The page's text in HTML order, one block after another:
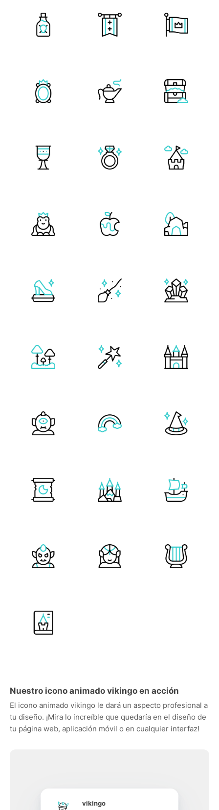
Nuestro icono animado vikingo en acción
El icono animado vikingo le dará un aspecto profesional a
tu diseño. ¡Mira lo increíble que quedaría en el diseño de
tu página web, aplicación móvil o en cualquier interfaz!
vikingo